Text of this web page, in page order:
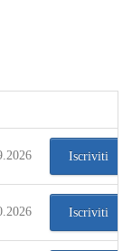
Iscriviti
Iscriviti